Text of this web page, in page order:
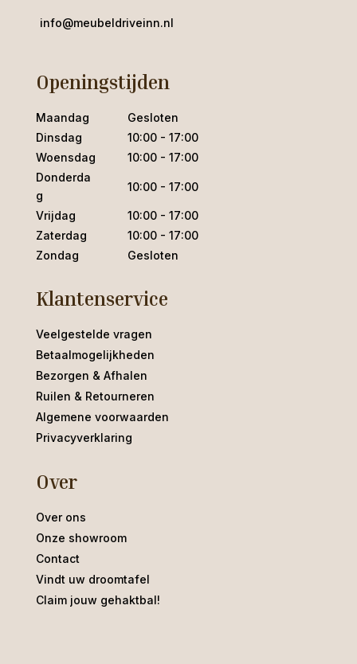
info@meubeldriveinn.nl
Openingstijden
Maandag
Gesloten
Dinsdag
10:00 - 17:00
Woensdag
10:00 - 17:00
Donderda
g
10:00 - 17:00
Vrijdag
10:00 - 17:00
Zaterdag
10:00 - 17:00
Zondag
Gesloten
Klantenservice
Veelgestelde vragen
Betaalmogelijkheden
Bezorgen & Afhalen
Ruilen & Retourneren
Algemene voorwaarden
Privacyverklaring
Over
Over ons
Onze showroom
Contact
Vindt uw droomtafel
Claim jouw gehaktbal!